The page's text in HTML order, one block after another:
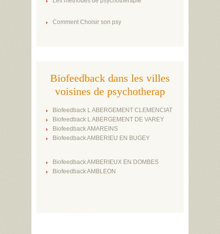
Comment Choisir son psy
Biofeedback dans les villes
voisines de psychotherap
Biofeedback L ABERGEMENT CLEMENCIAT
Biofeedback L ABERGEMENT DE VAREY
Biofeedback AMAREINS
Biofeedback AMBERIEU EN BUGEY
Biofeedback AMBERIEUX EN DOMBES
Biofeedback AMBLEON